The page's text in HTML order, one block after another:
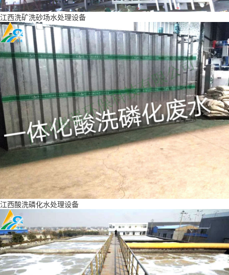
江西洗矿洗砂场水处理设备
江西酸洗磷化水处理设备